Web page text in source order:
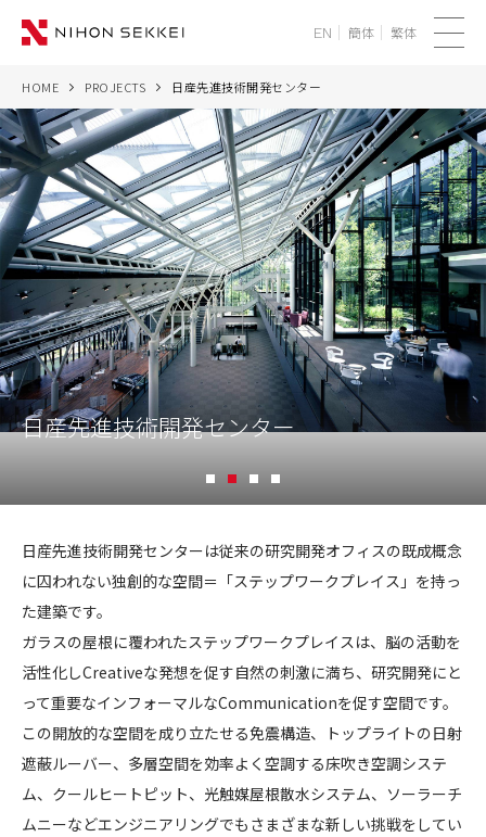
ュ
ー
SERVICES
PROJECTS
THINK
NEWS
CORPORATE
RECRUIT
EN 簡体 繁体
HOME PROJECTS 日産先進技術開発センター
日産先進技術開発センター
日産先進技術開発センターは従来の研究開発オフィスの既成概念
に囚われない独創的な空間＝「ステップワークプレイス」を持っ
た建築です。
ガラスの屋根に覆われたステップワークプレイスは、脳の活動を
活性化しCreativeな発想を促す自然の刺激に満ち、研究開発にと
って重要なインフォーマルなCommunicationを促す空間です。
この開放的な空間を成り立たせる免震構造、トップライトの日射
遮蔽ルーバー、多層空間を効率よく空調する床吹き空調システ
ム、クールヒートピット、光触媒屋根散水システム、ソーラーチ
ムニーなどエンジニアリングでもさまざまな新しい挑戦をしてい